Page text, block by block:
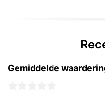
Gemiddelde